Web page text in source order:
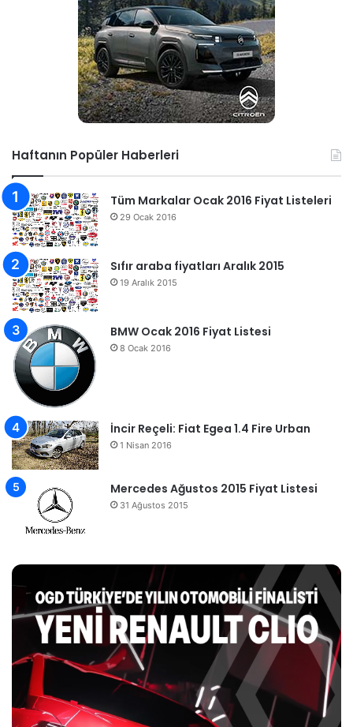
Haftanın Popüler Haberleri
Tüm Markalar Ocak 2016 Fiyat Listeleri
29 Ocak 2016
Sıfır araba fiyatları Aralık 2015
19 Aralık 2015
BMW Ocak 2016 Fiyat Listesi
8 Ocak 2016
İncir Reçeli: Fiat Egea 1.4 Fire Urban
1 Nisan 2016
Mercedes Ağustos 2015 Fiyat Listesi
31 Ağustos 2015